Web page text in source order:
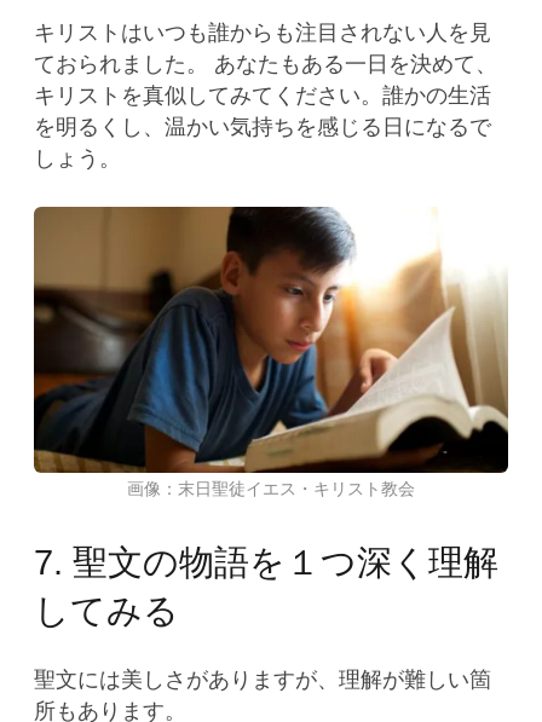
キリストはいつも誰からも注目されない人を見
ておられました。 あなたもある一日を決めて、
キリストを真似してみてください。誰かの生活
を明るくし、温かい気持ちを感じる日になるで
しょう。
画像：末日聖徒イエス・キリスト教会
7. 聖文の物語を１つ深く理解
してみる
聖文には美しさがありますが、理解が難しい箇
所もあります。